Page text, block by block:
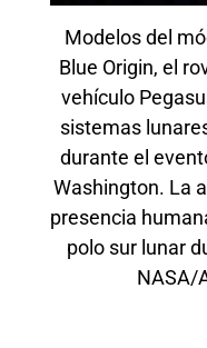
Modelos del
Blue Origin, el
vehículo
sistemas
durante el
Washington. La
presencia
polo sur lunar
NASA/